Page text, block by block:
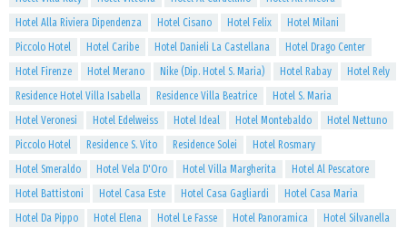
Hotel Alla Riviera Dipendenza
Hotel Cisano Hotel Felix
Hotel Milani
Piccolo Hotel
Hotel Caribe Hotel Danieli La Castellana
Hotel Drago Center
Hotel Firenze
Hotel Merano Nike (Dip. Hotel S. Maria) Hotel Rabay
Hotel Rely
Residence Hotel Villa Isabella
Residence Villa Beatrice
Hotel S. Maria
Hotel Veronesi
Hotel Edelweiss Hotel Ideal Hotel Montebaldo
Hotel Nettuno
Piccolo Hotel
Residence S. Vito Residence Solei
Hotel Rosmary
Hotel Smeraldo
Hotel Vela D'Oro Hotel Villa Margherita
Hotel Al Pescatore
Hotel Battistoni
Hotel Casa Este Hotel Casa Gagliardi
Hotel Casa Maria
Hotel Da Pippo
Hotel Elena Hotel Le Fasse Hotel Panoramica
Hotel Silvanella